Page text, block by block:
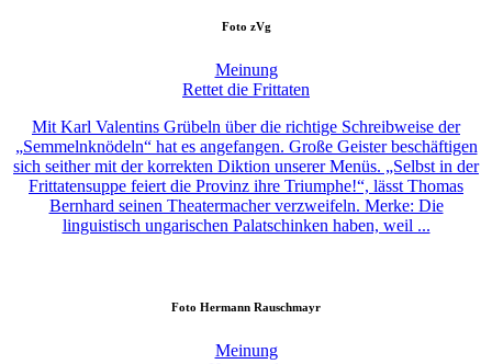
Foto zVg
Meinung
Rettet die Frittaten
Mit Karl Valentins Grübeln über die richtige Schreibweise der
„Semmelnknödeln“ hat es angefangen. Große Geister beschäftigen
sich seither mit der korrekten Diktion unserer Menüs. „Selbst in der
Frittatensuppe feiert die Provinz ihre Triumphe!“, lässt Thomas
Bernhard seinen Theatermacher verzweifeln. Merke: Die
linguistisch ungarischen Palatschinken haben, weil ...
Foto Hermann Rauschmayr
Meinung